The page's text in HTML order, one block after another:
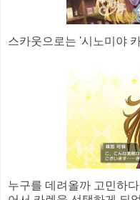
스카웃으로는 '시노미야
누구를 데려올까 고민하